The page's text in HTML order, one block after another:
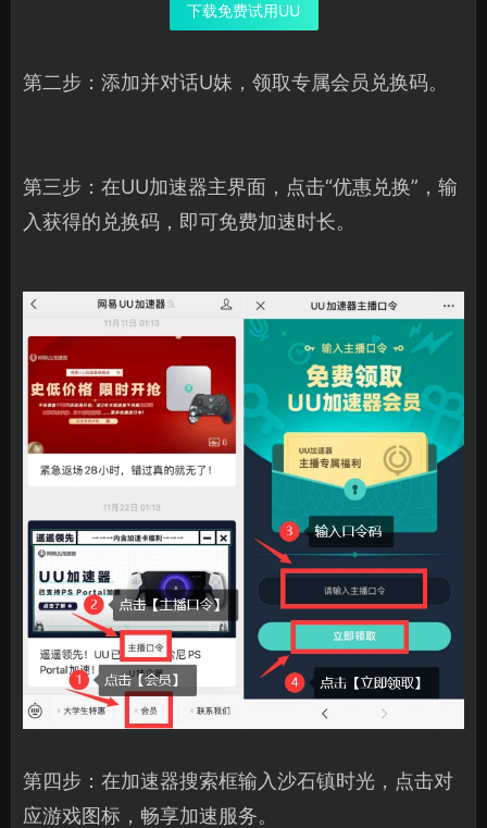
下载免费试用UU
第二步：添加并对话U妹，领取专属会员兑换码。
第三步：在UU加速器主界面，点击“优惠兑换”，输
入获得的兑换码，即可免费加速时长。
第四步：在加速器搜索框输入沙石镇时光，点击对
应游戏图标，畅享加速服务。